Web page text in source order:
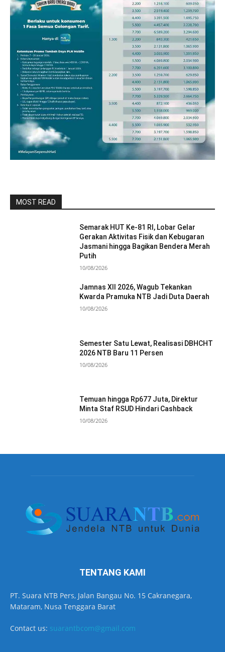
MOST READ
Semarak HUT Ke-81 RI, Lobar Gelar
Gerakan Aktivitas Fisik dan Kebugaran
Jasmani hingga Bagikan Bendera Merah
Putih
10/08/2026
Jamnas XII 2026, Wagub Tekankan
Kwarda Pramuka NTB Jadi Duta Daerah
10/08/2026
Semester Satu Lewat, Realisasi DBHCHT
2026 NTB Baru 11 Persen
10/08/2026
Temuan hingga Rp677 Juta, Direktur
Minta Staf RSUD Hindari Cashback
10/08/2026
TENTANG KAMI
PT. Suara NTB Pers, Jalan Bangau No. 15 Cakranegara,
Mataram, Nusa Tenggara Barat
Contact us: suarantbcom@gmail.com